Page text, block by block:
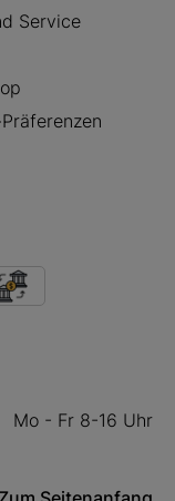
Service
Mo - Fr 8-16 Uhr